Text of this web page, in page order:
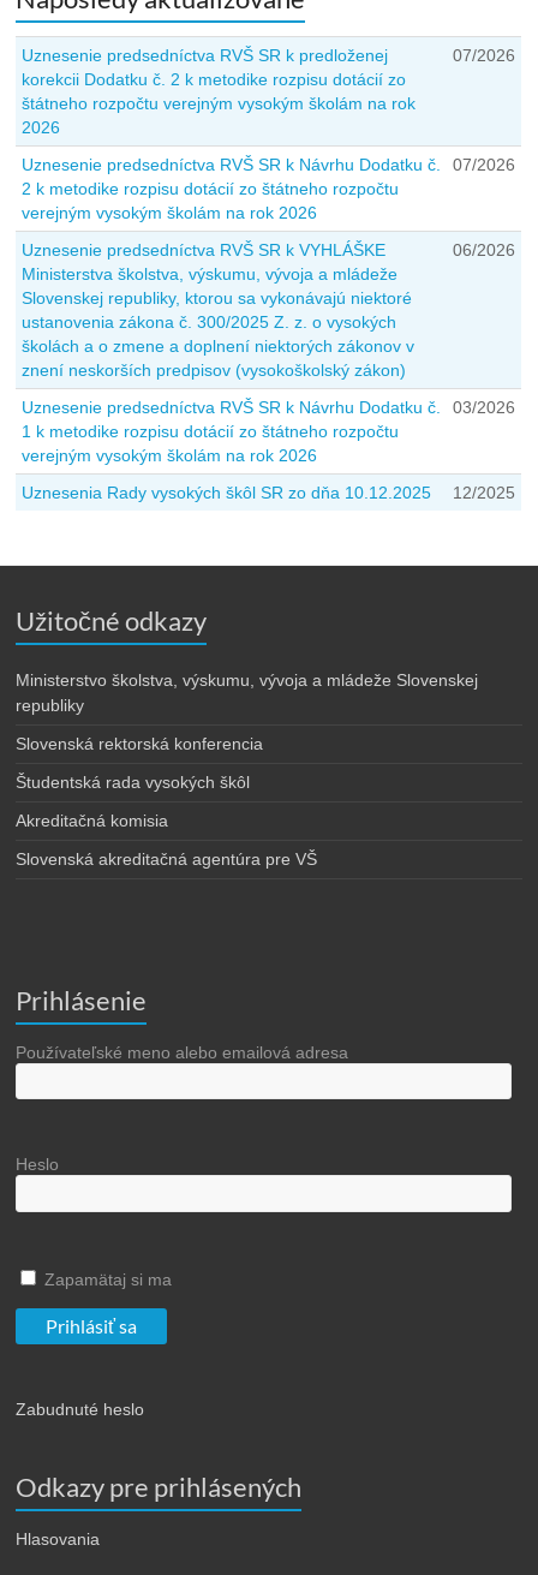
Uznesenie predsedníctva RVŠ SR k predloženej
korekcii Dodatku č. 2 k metodike rozpisu dotácií zo
štátneho rozpočtu verejným vysokým školám na rok
2026
07/2026
Uznesenie predsedníctva RVŠ SR k Návrhu Dodatku č.
2 k metodike rozpisu dotácií zo štátneho rozpočtu
verejným vysokým školám na rok 2026
07/2026
Uznesenie predsedníctva RVŠ SR k VYHLÁŠKE
Ministerstva školstva, výskumu, vývoja a mládeže
Slovenskej republiky, ktorou sa vykonávajú niektoré
ustanovenia zákona č. 300/2025 Z. z. o vysokých
školách a o zmene a doplnení niektorých zákonov v
znení neskorších predpisov (vysokoškolský zákon)
06/2026
Uznesenie predsedníctva RVŠ SR k Návrhu Dodatku č.
1 k metodike rozpisu dotácií zo štátneho rozpočtu
verejným vysokým školám na rok 2026
03/2026
Uznesenia Rady vysokých škôl SR zo dňa 10.12.2025 12/2025
Užitočné odkazy
Ministerstvo školstva, výskumu, vývoja a mládeže Slovenskej
republiky
Slovenská rektorská konferencia
Študentská rada vysokých škôl
Akreditačná komisia
Slovenská akreditačná agentúra pre VŠ
Prihlásenie
Používateľské meno alebo emailová adresa
Heslo
Zapamätaj si ma
Zabudnuté heslo
Odkazy pre prihlásených
Hlasovania